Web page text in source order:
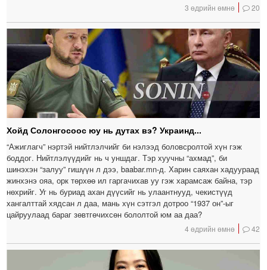
3 өдрийн өмнө 20
Хойд Солонгосоос юу нь дутах вэ? Украинд...
“Ажиглагч” нэртэй нийтлэлчийг би нэлээд боловсролтой хүн гэж
боддог. Нийтлэлүүдийг нь ч уншдаг. Тэр хуучны “ахмад”, би
шинэхэн “залуу” гишүүн л дээ, baabar.mn-д. Харин саяхан хадуураад
жинхэнэ ояа, орк төрхөө ил гаргачихав уу гэж харамсаж байна, тэр
нөхрийг. Уг нь буриад ахан дүүсийг нь улаантнууд, чекистүүд
хангалттай хядсан л даа, мань хүн сэтгэл дотроо “1937 он”-ыг
цайруулаад бараг зөвтгөчихсөн бололтой юм аа даа?
4 өдрийн өмнө 42